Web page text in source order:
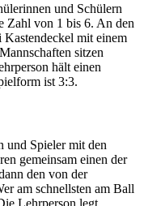
und Schülern
Zahl von 1 bis 6. An den
Kastendeckel mit einem
sitzen
hält einen
ist 3:3.
und Spieler mit den
gemeinsam einen der
den von der
am schnellsten am Ball